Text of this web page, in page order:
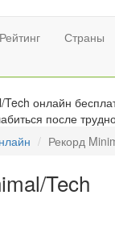
Рейтинг Страны
онлайн
после
Рекорд
Tech